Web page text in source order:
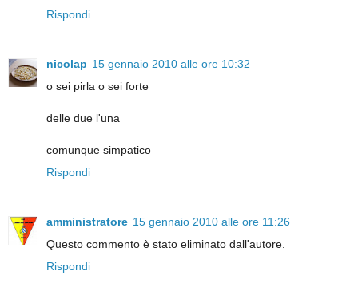
Rispondi
nicolap 15 gennaio 2010 alle ore 10:32
o sei pirla o sei forte
delle due l'una
comunque simpatico
Rispondi
amministratore 15 gennaio 2010 alle ore 11:26
Questo commento è stato eliminato dall'autore.
Rispondi